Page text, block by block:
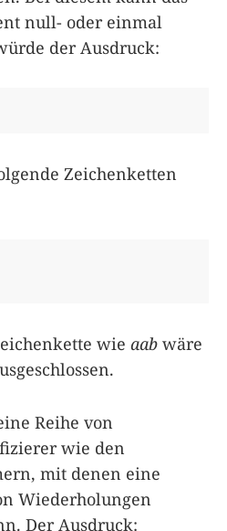
null- oder einmal
der Ausdruck:
Zeichenketten
wie aab wäre
Reihe von
wie den
mit denen eine
Wiederholungen
Der Ausdruck: